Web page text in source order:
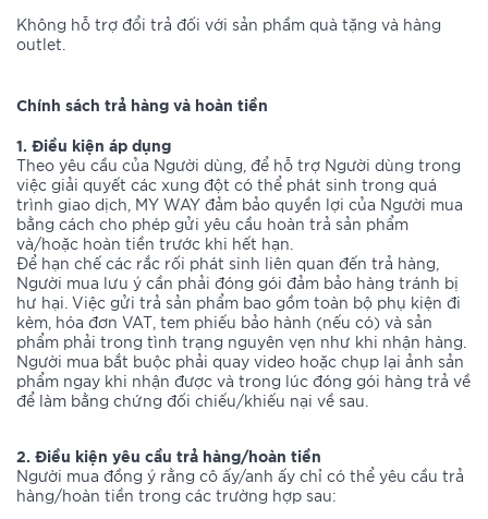
Không hỗ trợ đổi trả đối với sản phầm quà tặng và hàng
outlet.
Chính sách trả hàng và hoàn tiền
1. Điều kiện áp dụng
Theo yêu cầu của Người dùng, để hỗ trợ Người dùng trong
việc giải quyết các xung đột có thể phát sinh trong quá
trình giao dịch, MY WAY đảm bảo quyền lợi của Người mua
bằng cách cho phép gửi yêu cầu hoàn trả sản phẩm
và/hoặc hoàn tiền trước khi hết hạn.
Để hạn chế các rắc rối phát sinh liên quan đến trả hàng,
Người mua lưu ý cần phải đóng gói đảm bảo hàng tránh bị
hư hại. Việc gửi trả sản phẩm bao gồm toàn bộ phụ kiện đi
kèm, hóa đơn VAT, tem phiếu bảo hành (nếu có) và sản
phẩm phải trong tình trạng nguyên vẹn như khi nhận hàng.
Người mua bắt buộc phải quay video hoặc chụp lại ảnh sản
phẩm ngay khi nhận được và trong lúc đóng gói hàng trả về
để làm bằng chứng đối chiếu/khiếu nại về sau.
2. Điều kiện yêu cầu trả hàng/hoàn tiền
Người mua đồng ý rằng cô ấy/anh ấy chỉ có thể yêu cầu trả
hàng/hoàn tiền trong các trường hợp sau: